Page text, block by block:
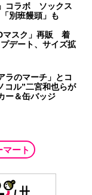
コラボ ソックス
別班饅頭」も
マスク」再販 着
デート、サイズ拡
ラのマーチ」とコ
ル”二宮和也らが
ー＆缶バッジ
マート